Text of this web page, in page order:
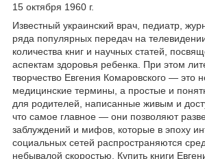
15 октября 1960 г.
Известный украинский врач, педиатр,
ряда популярных передач на
количества книг и научных статей,
аспектам здоровья ребенка. При этом
творчество Евгения Комаровского — это
медицинские термины, а простые и
для родителей, написанные живым и
что самое главное — они позволяют
заблуждений и мифов, которые в эпоху
социальных сетей распространяются
небывалой скоростью. Купить книги